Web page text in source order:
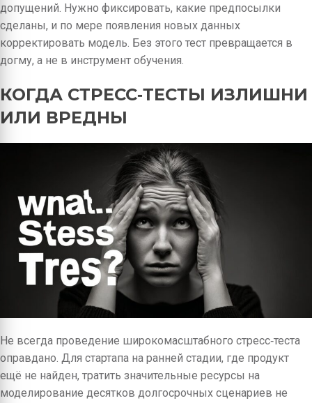
допущений. Нужно фиксировать, какие предпосылки
сделаны, и по мере появления новых данных
корректировать модель. Без этого тест превращается в
догму, а не в инструмент обучения.
КОГДА СТРЕСС‑ТЕСТЫ ИЗЛИШНИ
ИЛИ ВРЕДНЫ
Не всегда проведение широкомасштабного стресс‑теста
оправдано. Для стартапа на ранней стадии, где продукт
ещё не найден, тратить значительные ресурсы на
моделирование десятков долгосрочных сценариев не